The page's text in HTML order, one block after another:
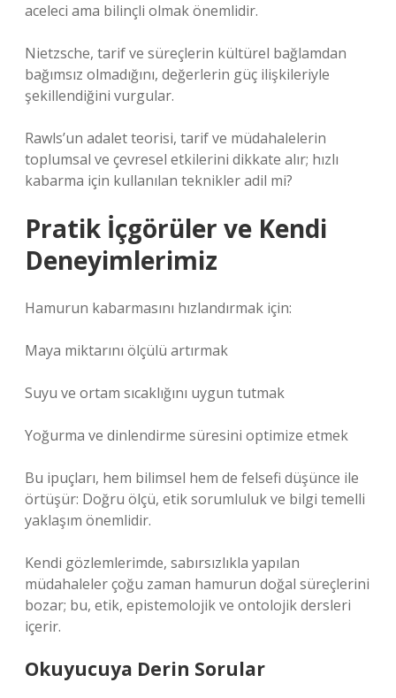
aceleci ama bilinçli olmak önemlidir.
Nietzsche, tarif ve süreçlerin kültürel bağlamdan
bağımsız olmadığını, değerlerin güç ilişkileriyle
şekillendiğini vurgular.
Rawls’un adalet teorisi, tarif ve müdahalelerin
toplumsal ve çevresel etkilerini dikkate alır; hızlı
kabarma için kullanılan teknikler adil mi?
Pratik İçgörüler ve Kendi
Deneyimlerimiz
Hamurun kabarmasını hızlandırmak için:
Maya miktarını ölçülü artırmak
Suyu ve ortam sıcaklığını uygun tutmak
Yoğurma ve dinlendirme süresini optimize etmek
Bu ipuçları, hem bilimsel hem de felsefi düşünce ile
örtüşür: Doğru ölçü, etik sorumluluk ve bilgi temelli
yaklaşım önemlidir.
Kendi gözlemlerimde, sabırsızlıkla yapılan
müdahaleler çoğu zaman hamurun doğal süreçlerini
bozar; bu, etik, epistemolojik ve ontolojik dersleri
içerir.
Okuyucuya Derin Sorular